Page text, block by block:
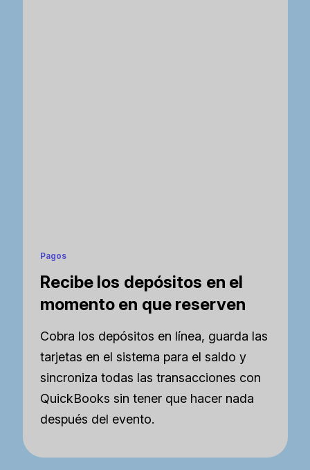
Pagos
Recibe los depósitos en el
momento en que reserven
Cobra los depósitos en línea, guarda las
tarjetas en el sistema para el saldo y
sincroniza todas las transacciones con
QuickBooks sin tener que hacer nada
después del evento.